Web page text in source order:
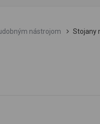
nástrojom Stojany